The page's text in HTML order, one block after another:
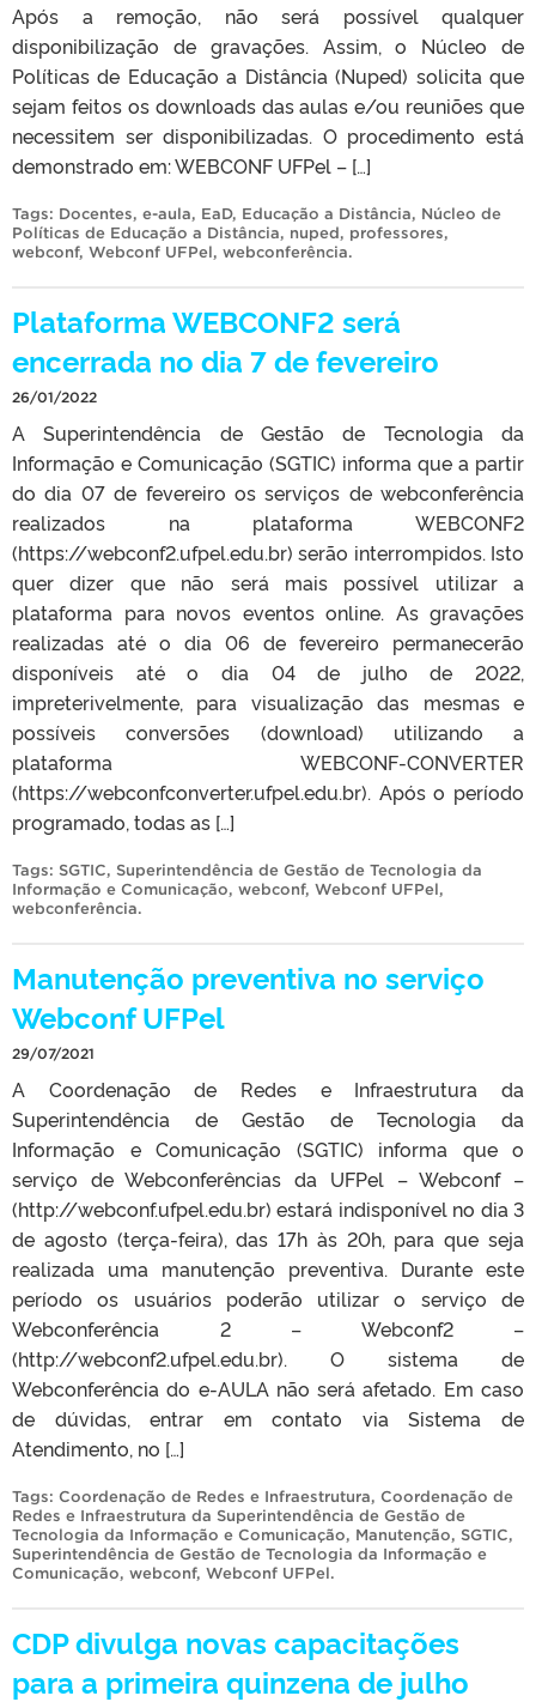
Após a remoção, não será possível qualquer
disponibilização de gravações. Assim, o Núcleo de
Políticas de Educação a Distância (Nuped) solicita que
sejam feitos os downloads das aulas e/ou reuniões que
necessitem ser disponibilizadas. O procedimento está
demonstrado em: WEBCONF UFPel – […]
Tags: Docentes, e-aula, EaD, Educação a Distância, Núcleo de
Políticas de Educação a Distância, nuped, professores,
webconf, Webconf UFPel, webconferência.
Plataforma WEBCONF2 será
encerrada no dia 7 de fevereiro
26/01/2022
A Superintendência de Gestão de Tecnologia da
Informação e Comunicação (SGTIC) informa que a partir
do dia 07 de fevereiro os serviços de webconferência
realizados na plataforma WEBCONF2
(https://webconf2.ufpel.edu.br) serão interrompidos. Isto
quer dizer que não será mais possível utilizar a
plataforma para novos eventos online. As gravações
realizadas até o dia 06 de fevereiro permanecerão
disponíveis até o dia 04 de julho de 2022,
impreterivelmente, para visualização das mesmas e
possíveis conversões (download) utilizando a
plataforma WEBCONF-CONVERTER
(https://webconfconverter.ufpel.edu.br). Após o período
programado, todas as […]
Tags: SGTIC, Superintendência de Gestão de Tecnologia da
Informação e Comunicação, webconf, Webconf UFPel,
webconferência.
Manutenção preventiva no serviço
Webconf UFPel
29/07/2021
A Coordenação de Redes e Infraestrutura da
Superintendência de Gestão de Tecnologia da
Informação e Comunicação (SGTIC) informa que o
serviço de Webconferências da UFPel – Webconf –
(http://webconf.ufpel.edu.br) estará indisponível no dia 3
de agosto (terça-feira), das 17h às 20h, para que seja
realizada uma manutenção preventiva. Durante este
período os usuários poderão utilizar o serviço de
Webconferência 2 – Webconf2 –
(http://webconf2.ufpel.edu.br). O sistema de
Webconferência do e-AULA não será afetado. Em caso
de dúvidas, entrar em contato via Sistema de
Atendimento, no […]
Tags: Coordenação de Redes e Infraestrutura, Coordenação de
Redes e Infraestrutura da Superintendência de Gestão de
Tecnologia da Informação e Comunicação, Manutenção, SGTIC,
Superintendência de Gestão de Tecnologia da Informação e
Comunicação, webconf, Webconf UFPel.
CDP divulga novas capacitações
para a primeira quinzena de julho